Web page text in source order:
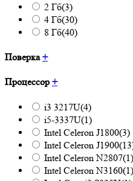
2 Гб(3)
4 Гб(30)
8 Гб(40)
Поверка+
Процессор +
i3 3217U(4)
i5-3337U(1)
Intel Celeron J1800(3)
Intel Celeron J1900
Intel Celeron N2807(1)
Intel Celeron N3160(1)